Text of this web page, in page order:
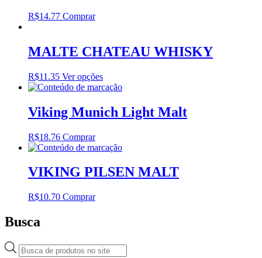
R$14.77 Comprar
MALTE CHATEAU WHISKY
R$11.35 Ver opçõesThis
product
multiple
variants.
may
chosen
on
Viking Munich Light Malt
R$18.76 Comprar
VIKING PILSEN MALT
R$10.70 Comprar
Busca
Pesquisar